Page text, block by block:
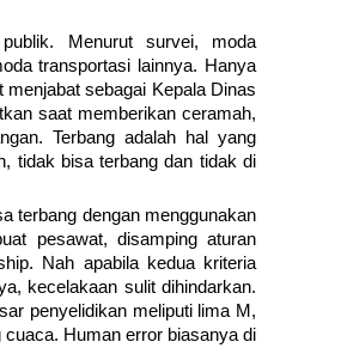
Menurut survei, moda
transportasi lainnya. Hanya
sebagai Kepala Dinas
saat memberikan ceramah,
Terbang adalah hal yang
tidak bisa terbang dan tidak di
terbang dengan menggunakan
pesawat, disamping aturan
Nah apabila kedua kriteria
kecelakaan sulit dihindarkan.
penyelidikan meliputi lima M,
Human error biasanya di